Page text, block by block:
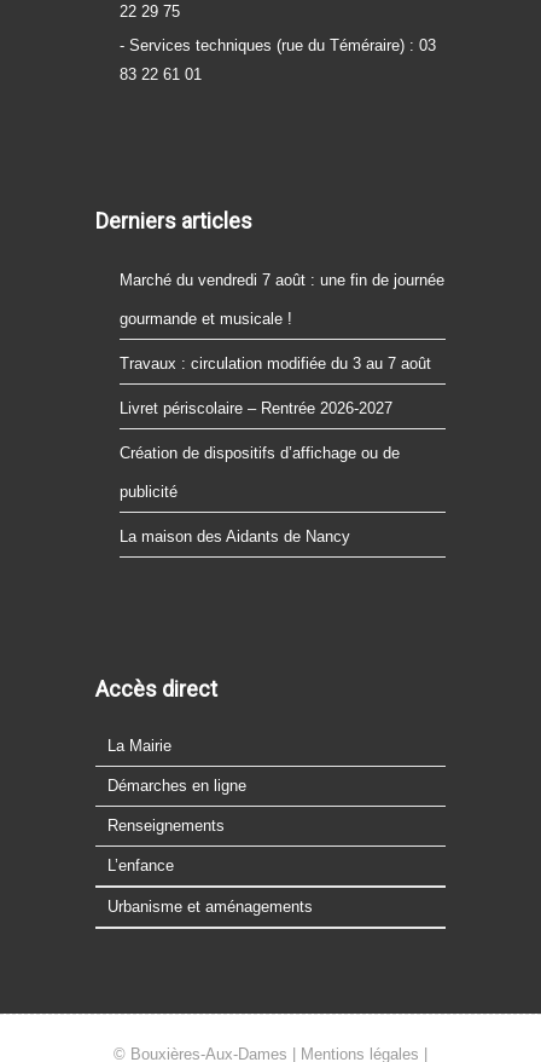
22 29 75
- Services techniques (rue du Téméraire) : 03
83 22 61 01
Derniers articles
Marché du vendredi 7 août : une fin de journée
gourmande et musicale !
Travaux : circulation modifiée du 3 au 7 août
Livret périscolaire – Rentrée 2026-2027
Création de dispositifs d’affichage ou de
publicité
La maison des Aidants de Nancy
Accès direct
La Mairie
Démarches en ligne
Renseignements
L’enfance
Urbanisme et aménagements
© Bouxières-Aux-Dames | Mentions légales